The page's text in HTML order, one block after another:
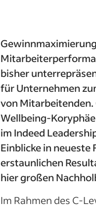
bisher
für Unternehmen
von
Wellbeing-
im Indeed
Einblicke in neueste
erstaunlichen
hier großen
Im Rahmen des C-